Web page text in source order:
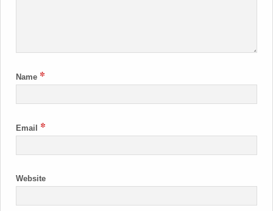
Name *
Email *
Website